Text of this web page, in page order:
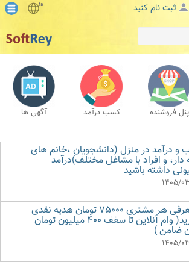
ثبت نام کنید fa
پنل فروشنده کسب درآمد آگهی ها
و درآمد در منزل (دانشجویان ،خانم های
دار، و افراد با مشاغل مختلف)درآمد
داشته باشید
1405/
با معرفی هر مشتری 75000 تومان هدیه نقدی
بگیرید( وام آنلاین تا سقف 400 میلیون تومان
ضامن )
1405/